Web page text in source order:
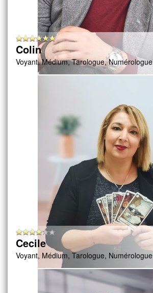
Colin
Voyant, Médium, Tarologue, Numérologue
Cecile
Voyant, Médium, Tarologue, Numérologue